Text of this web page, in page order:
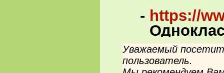
- https://
Уважаемый
пользователь.